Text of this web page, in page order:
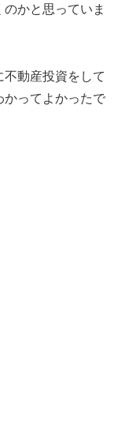
かと思っていま
動産投資をして
かってよかったで